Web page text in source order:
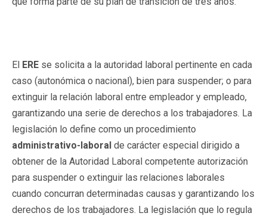
El ERE se solicita a la autoridad laboral pertinente en cada
caso (autonómica o nacional), bien para suspender; o para
extinguir la relación laboral entre empleador y empleado,
garantizando una serie de derechos a los trabajadores. La
legislación lo define como un procedimiento
administrativo-laboral de carácter especial dirigido a
obtener de la Autoridad Laboral competente autorización
para suspender o extinguir las relaciones laborales
cuando concurran determinadas causas y garantizando los
derechos de los trabajadores. La legislación que lo regula